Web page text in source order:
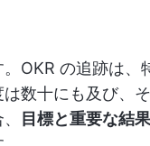
OKR の追跡は、
数十にも及び、
目標と重要な結